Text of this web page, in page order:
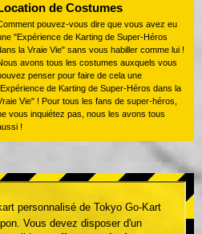
de Costumes
pouvez-vous dire que vous avez eu
"Expérience de Karting de Super-Héros
la Vraie Vie" sans vous habiller comme lui !
avons tous les costumes auxquels vous
penser pour faire de cela une
de Karting de Super-Héros dans la
Vie" ! Pour tous les fans de super-héros,
vous inquiétez pas, nous les avons tous
!
kart personnalisé de Tokyo Go-Kart
Vous devez disposer d'un